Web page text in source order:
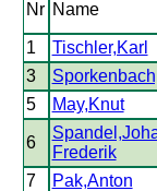
Nr Name
1 Tischler,Karl
3
5
May,Knut
6
Frederik
7 Pak,Anton